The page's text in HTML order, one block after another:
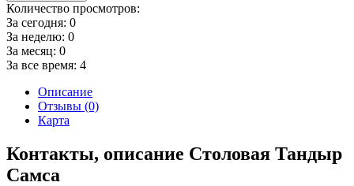
Количество просмотров:
За сегодня: 0
За неделю: 0
За месяц: 0
За все время: 4
Описание
Отзывы (0)
Карта
Контакты, описание Столовая Тандыр
Самса